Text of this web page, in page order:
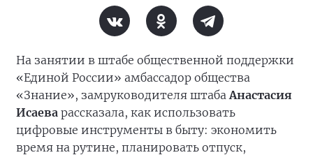
На занятии в штабе общественной поддержки
«Единой России» амбассадор общества
«Знание», замруководителя штабаАнастасия
Исаева рассказала, как использовать
цифровые инструменты в быту: экономить
время на рутине, планировать отпуск,